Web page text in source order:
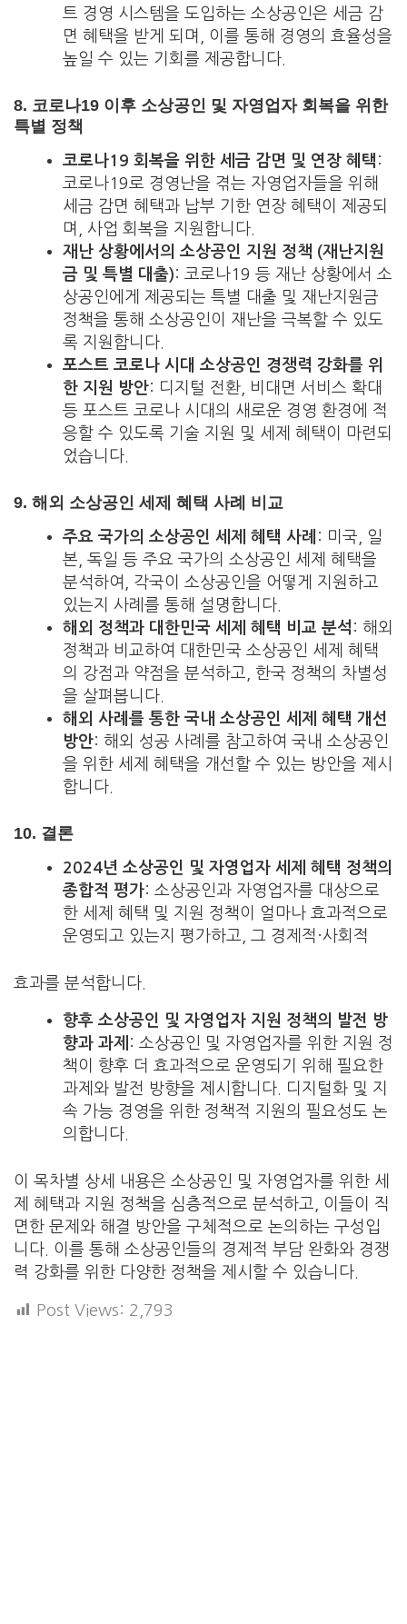
트 경영 시스템을 도입하는 소상공인은 세금 감
면 혜택을 받게 되며, 이를 통해 경영의 효율성을
높일 수 있는 기회를 제공합니다.
8. 코로나19 이후 소상공인 및 자영업자 회복을 위한
특별 정책
코로나19 회복을 위한 세금 감면 및 연장 혜택 :
코로나19로 경영난을 겪는 자영업자들을 위해
세금 감면 혜택과 납부 기한 연장 혜택이 제공되
며, 사업 회복을 지원합니다.
재난 상황에서의 소상공인 지원 정책 (재난지원
금 및 특별 대출): 코로나19 등 재난 상황에서 소
상공인에게 제공되는 특별 대출 및 재난지원금
정책을 통해 소상공인이 재난을 극복할 수 있도
록 지원합니다.
포스트 코로나 시대 소상공인 경쟁력 강화를 위
한 지원 방안: 디지털 전환, 비대면 서비스 확대
등 포스트 코로나 시대의 새로운 경영 환경에 적
응할 수 있도록 기술 지원 및 세제 혜택이 마련되
었습니다.
9. 해외 소상공인 세제 혜택 사례 비교
주요 국가의 소상공인 세제 혜택 사례 : 미국, 일
본, 독일 등 주요 국가의 소상공인 세제 혜택을
분석하여, 각국이 소상공인을 어떻게 지원하고
있는지 사례를 통해 설명합니다.
해외 정책과 대한민국 세제 혜택 비교 분석 : 해외
정책과 비교하여 대한민국 소상공인 세제 혜택
의 강점과 약점을 분석하고, 한국 정책의 차별성
을 살펴봅니다.
해외 사례를 통한 국내 소상공인 세제 혜택 개선
방안: 해외 성공 사례를 참고하여 국내 소상공인
을 위한 세제 혜택을 개선할 수 있는 방안을 제시
합니다.
10. 결론
2024년 소상공인 및 자영업자 세제 혜택 정책의
종합적 평가: 소상공인과 자영업자를 대상으로
한 세제 혜택 및 지원 정책이 얼마나 효과적으로
운영되고 있는지 평가하고, 그 경제적·사회적
효과를 분석합니다.
향후 소상공인 및 자영업자 지원 정책의 발전 방
향과 과제 : 소상공인 및 자영업자를 위한 지원 정
책이 향후 더 효과적으로 운영되기 위해 필요한
과제와 발전 방향을 제시합니다. 디지털화 및 지
속 가능 경영을 위한 정책적 지원의 필요성도 논
의합니다.
이 목차별 상세 내용은 소상공인 및 자영업자를 위한 세
제 혜택과 지원 정책을 심층적으로 분석하고, 이들이 직
면한 문제와 해결 방안을 구체적으로 논의하는 구성입
니다. 이를 통해 소상공인들의 경제적 부담 완화와 경쟁
력 강화를 위한 다양한 정책을 제시할 수 있습니다.
Post Views: 2,793